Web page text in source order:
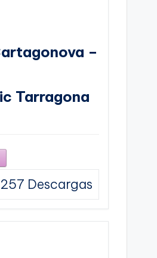
–
Tarragona
Descargas